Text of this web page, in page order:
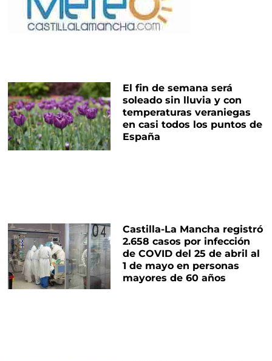
El fin de semana será
soleado sin lluvia y con
temperaturas veraniegas
en casi todos los puntos de
España
Castilla-La Mancha registró
2.658 casos por infección
de COVID del 25 de abril al
1 de mayo en personas
mayores de 60 años